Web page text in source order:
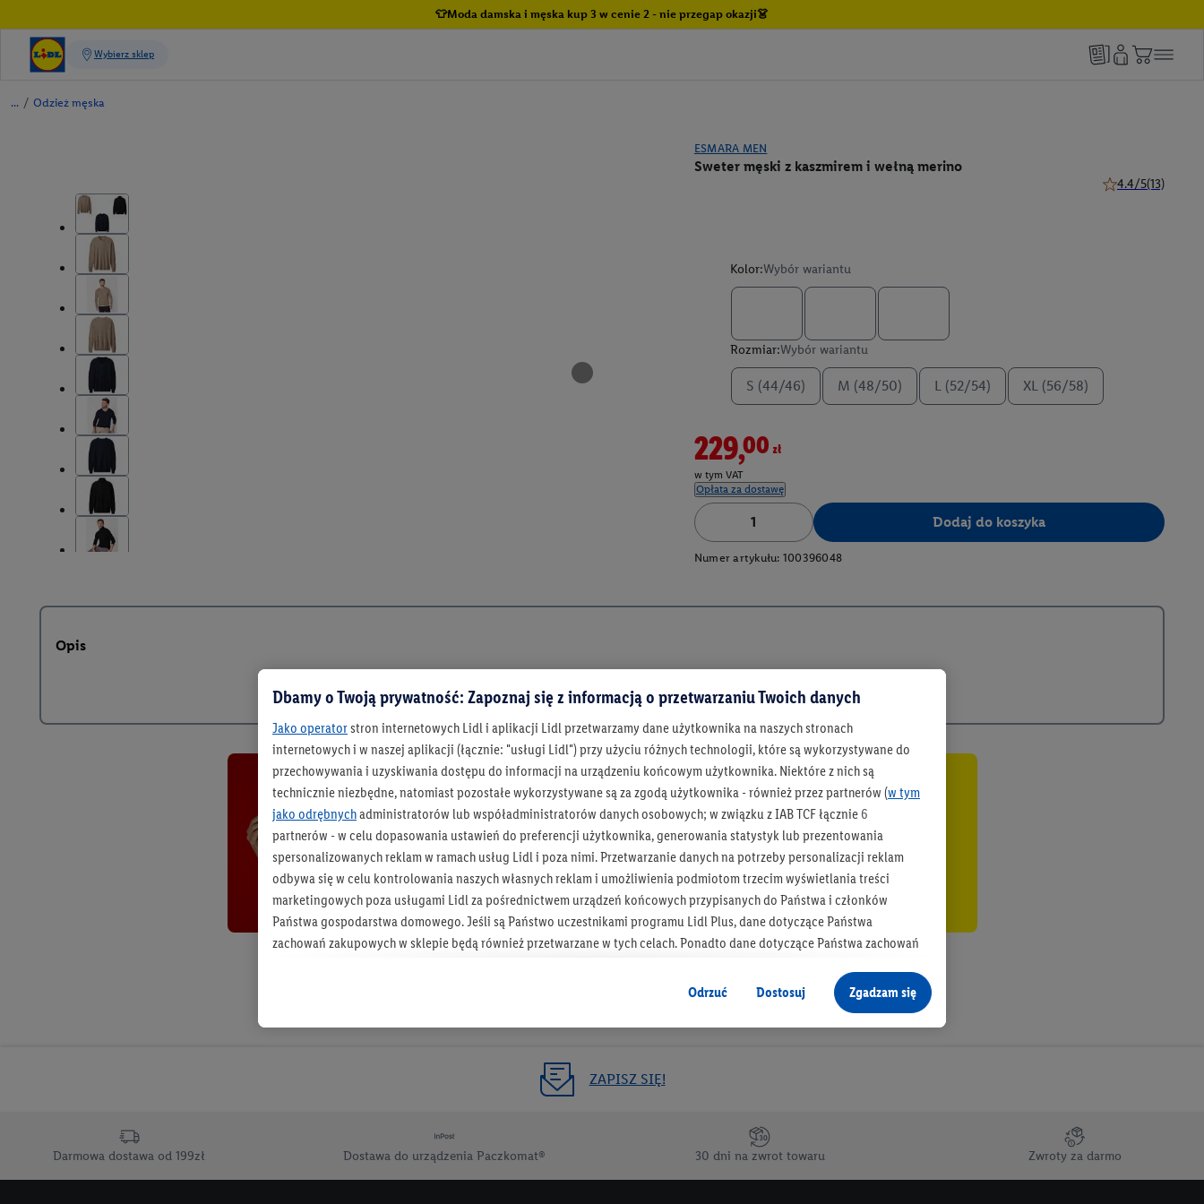
👕Moda damska i męska kup 3 w cenie 2 - nie przegap okazji👗
/ Odzież męska
ESMARA MEN
Sweter męski z kaszmirem i wełną merino
4.4/5(13)
Kolor:Wybór wariantu
Rozmiar:Wybór wariantu
S (44/46) M (48/50) L (52/54) XL (56/58)
229,00zł
w tym VAT
Opłata za dostawę
Dodaj do koszyka
Numer artykułu: 100396048
Opis
Bądź na bieżąco
Otrzymuj newsletter Lidla
Zapisz się!
ZAPISZ SIĘ!
Darmowa dostawa od 199zł Dostawa do urządzenia Paczkomat® 30 dni na zwrot towaru Zwroty za darmo
Dbamy o Twoją prywatność: Zapoznaj się z informacją o przetwarzaniu Twoich danych
Jako operatorstron internetowych Lidl i aplikacji Lidl przetwarzamy dane użytkownika na naszych stronach
internetowych i w naszej aplikacji (łącznie: "usługi Lidl") przy użyciu różnych technologii, które są wykorzystywane do
przechowywania i uzyskiwania dostępu do informacji na urządzeniu końcowym użytkownika. Niektóre z nich są
technicznie niezbędne, natomiast pozostałe wykorzystywane są za zgodą użytkownika - również przez partnerów (w tym
jako odrębnychadministratorów lub współadministratorów danych osobowych; w związku z IAB TCF łącznie 6
partnerów - w celu dopasowania ustawień do preferencji użytkownika, generowania statystyk lub prezentowania
spersonalizowanych reklam w ramach usług Lidl i poza nimi. Przetwarzanie danych na potrzeby personalizacji reklam
odbywa się w celu kontrolowania naszych własnych reklam i umożliwienia podmiotom trzecim wyświetlania treści
marketingowych poza usługami Lidl za pośrednictwem urządzeń końcowych przypisanych do Państwa i członków
Państwa gospodarstwa domowego. Jeśli są Państwo uczestnikami programu Lidl Plus, dane dotyczące Państwa
zachowań zakupowych w sklepie będą również przetwarzane w tych celach. Ponadto dane dotyczące Państwa zachowań
jako niezależny administrator danych
Tworzenie spersonalizowanych reklam opiera się na generowaniu profili, które są również wzbogacane o dane z innych
informacji z konta klienta - np. wieku lub płci - a także dokładnych danych dotyczących lokalizacji), również przez różne
urządzenia końcowe i usługi Lidl, w tym przechowywanie lub uzyskiwanie dostępu do informacji na urządzeniach
przetwarzanie odbywa się również w celu pomiaru wydajności/skuteczności reklamy, badania grup docelowych,
opracowywania ofert oraz zapewnienia bezpieczeństwa technicznego i optymalizacji wyświetlania konkretnych treści.
Odrzuć Dostosuj Zgadzam się